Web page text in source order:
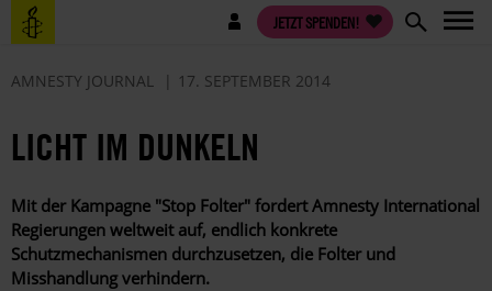
Direkt
zum
Benutzermenü JETZT SPENDEN!
AMNESTY JOURNAL 17. SEPTEMBER 2014
LICHT IM DUNKELN
Mit der Kampagne "Stop Folter" fordert Amnesty International
Regierungen weltweit auf, endlich konkrete
Schutzmechanismen durchzusetzen, die Folter und
Misshandlung verhindern.